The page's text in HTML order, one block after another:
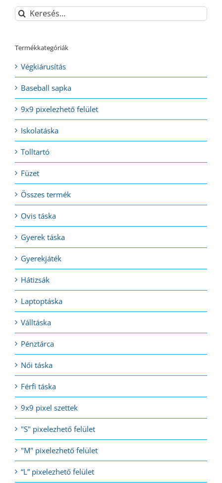
Keresés...
Termékkategóriák
Végkiárusítás
Baseball sapka
9x9 pixelezhető felület
Iskolatáska
Tolltartó
Füzet
Összes termék
Ovis táska
Gyerek táska
Gyerekjáték
Hátizsák
Laptoptáska
Válltáska
Pénztárca
Női táska
Férfi táska
9x9 pixel szettek
"S" pixelezhető felület
"M" pixelezhető felület
“L” pixelezhető felület